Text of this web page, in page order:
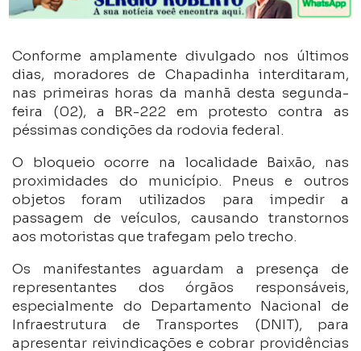
Conforme amplamente divulgado nos últimos
dias, moradores de Chapadinha interditaram,
nas primeiras horas da manhã desta segunda-
feira (02), a BR-222 em protesto contra as
péssimas condições da rodovia federal.
O bloqueio ocorre na localidade Baixão, nas
proximidades do município. Pneus e outros
objetos foram utilizados para impedir a
passagem de veículos, causando transtornos
aos motoristas que trafegam pelo trecho.
Os manifestantes aguardam a presença de
representantes dos órgãos responsáveis,
especialmente do Departamento Nacional de
Infraestrutura de Transportes (DNIT), para
apresentar reivindicações e cobrar providências